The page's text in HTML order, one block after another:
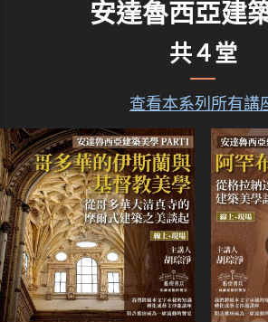
安達魯西亞建
共４堂
查看本系列所有講